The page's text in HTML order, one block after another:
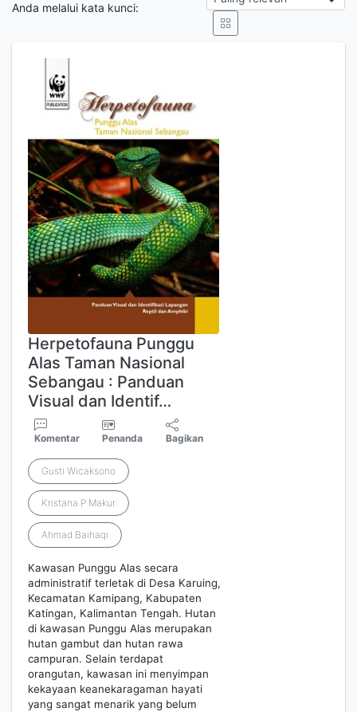
Anda melalui kata kunci:
Herpetofauna Punggu
Alas Taman Nasional
Sebangau : Panduan
Visual dan Identif…
Komentar Penanda Bagikan
Gusti Wicaksono
Kristana P Makur
Ahmad Baihaqi
Kawasan Punggu Alas secara
administratif terletak di Desa Karuing,
Kecamatan Kamipang, Kabupaten
Katingan, Kalimantan Tengah. Hutan
di kawasan Punggu Alas merupakan
hutan gambut dan hutan rawa
campuran. Selain terdapat
orangutan, kawasan ini menyimpan
kekayaan keanekaragaman hayati
yang sangat menarik yang belum